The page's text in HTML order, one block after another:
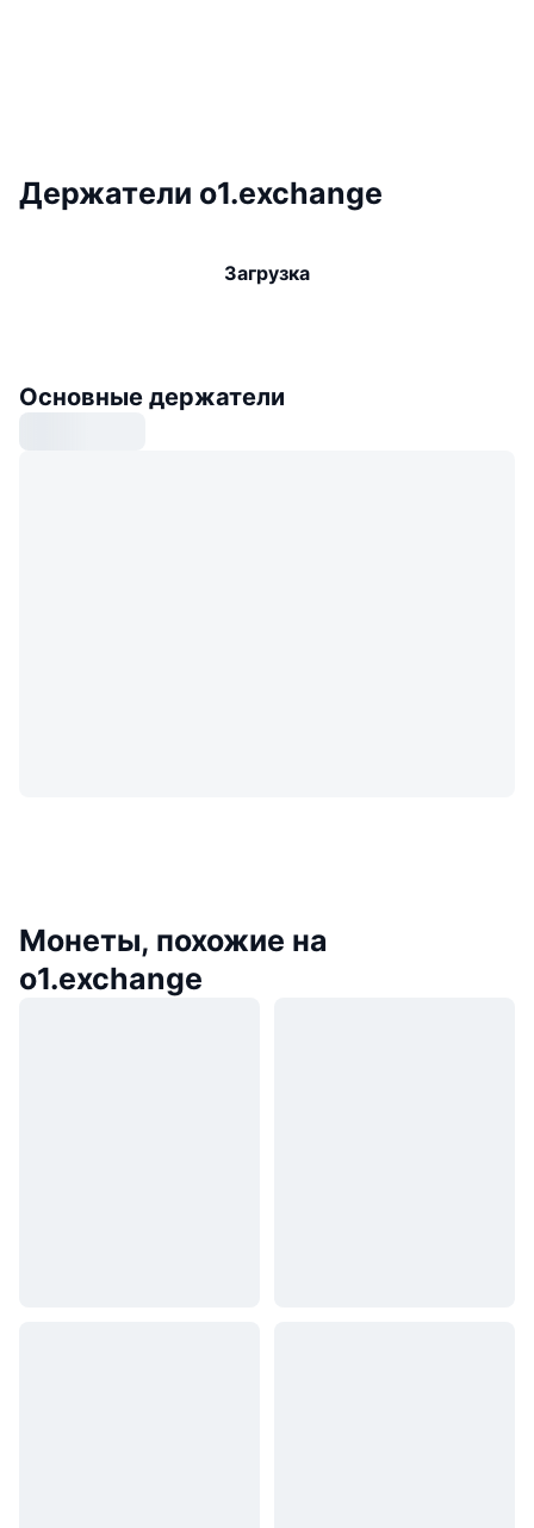
Держатели o1.exchange
Загрузка
Основные держатели
Монеты, похожие на
o1.exchange